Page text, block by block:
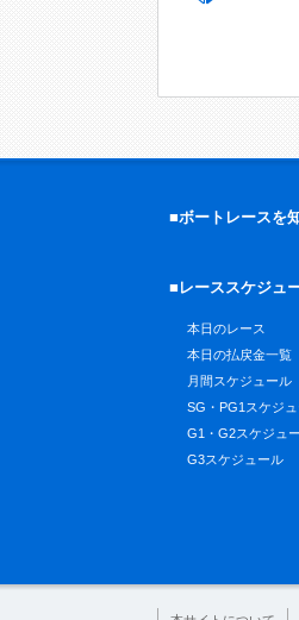
■ボートレースを
■レーススケジュ
本日のレース
本日の払戻金一覧
月間スケジュール
SG・PG1スケジ
G1・G2スケジュ
G3スケジュール